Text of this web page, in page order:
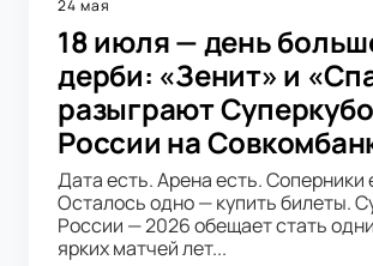
24 мая
18 июля — день
дерби: «Зенит» и
разыграют
России на
Дата есть. Арена есть. Соперники
Осталось одно — купить билеты.
России — 2026 обещает стать
ярких матчей лет...